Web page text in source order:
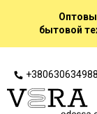
бытовой
+380630634988